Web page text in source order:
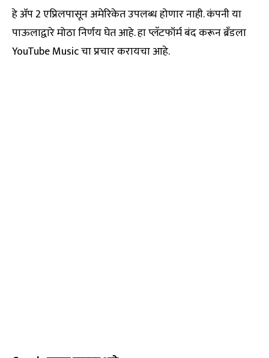
हे ॲप 2 एप्रिलपासून अमेरिकेत उपलब्ध होणार नाही. कंपनी या
पाऊलाद्वारे मोठा निर्णय घेत आहे. हा प्लॅटफॉर्म बंद करून ब्रँडला
YouTube Music चा प्रचार करायचा आहे.